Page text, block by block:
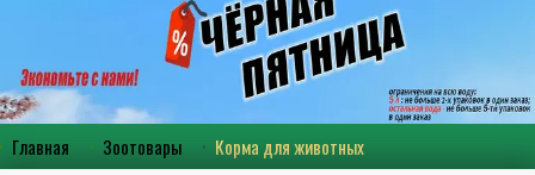
Главная Зоотовары Корма для животных